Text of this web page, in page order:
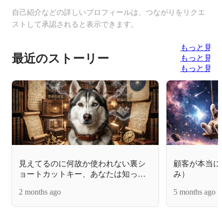
自己紹介などの詳しいプロフィールは、つながりをリクエ
ストして承認されると表示できます。
最近のストーリー
もっと見る
もっと見る
もっと見る
見えてるのに何故か使われない裏シ
ョートカットキー、あなたは知って
2 months ago
顧客が本当
み）
5 months ago